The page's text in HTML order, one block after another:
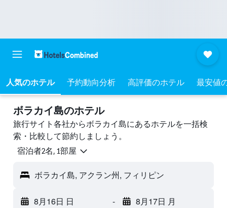
人気のホテル 予約動向分析 高評価のホテル 最安値
ボラカイ島のホテル
旅行サイト各社からボラカイ島にあるホテルを一括検
索・比較して節約しましょう。
宿泊者2名, 1​部屋
ボラカイ島, アクラン州, フィリピン
8月16日 日 - 8月17日 月